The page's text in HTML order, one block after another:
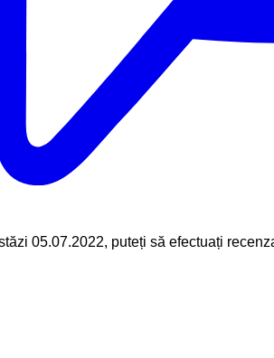
05.07.2022, puteți să efectuați